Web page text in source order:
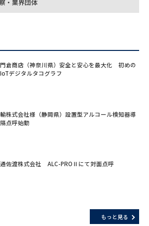
・業界団体
門倉商店（神奈川県）安全と安心を最大化 初めの
デジタルタコグラフ
株式会社様（静岡県）設置型アルコール検知器導
点呼始動
佐渡株式会社 ALC-PROⅡにて対面点呼
もっと見る